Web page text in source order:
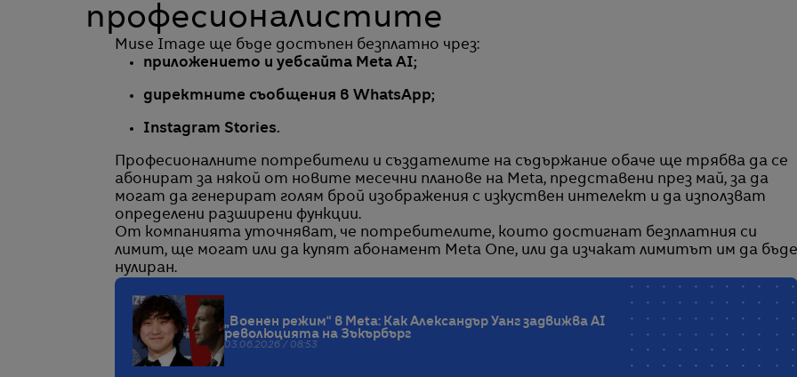
професионалистите
Muse Image ще бъде достъпен безплатно чрез:
приложението и уебсайта Meta AI;
директните съобщения в WhatsApp;
Instagram Stories.
Професионалните потребители и създателите на съдържание обаче ще трябва да се
абонират за някой от новите месечни планове на Meta, представени през май, за да
могат да генерират голям брой изображения с изкуствен интелект и да използват
определени разширени функции.
От компанията уточняват, че потребителите, които достигнат безплатния си
лимит, ще могат или да купят абонамент Meta One, или да изчакат лимитът им да бъде
нулиран.
„Военен режим“ в Meta: Как Александър Уанг задвижва AI
революцията на Зъкърбърг
03.06.2026 / 08:53